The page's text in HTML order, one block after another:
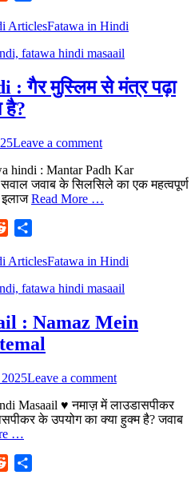
ArticlesTags
Fatawa in Hindi
गैर मुस्लिम से मंत्र पढ़ा
है?
Leave a comment
hindi : Mantar Padh Kar
जवाब के सिलसिले का एक महत्वपूर्ण
इलाजRead More …
Reddit
ArticlesTags
Fatawa in Hindi
: Namaz Mein
Leave a comment
Masaail ♥ नमाज़ में लाउडासपीकर
के उपयोग का क्या हुक्म है? जवाब
…
Reddit